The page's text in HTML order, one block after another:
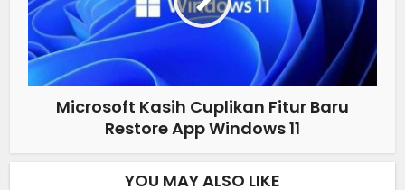
Microsoft Kasih Cuplikan Fitur Baru
Restore App Windows 11
YOU MAY ALSO LIKE